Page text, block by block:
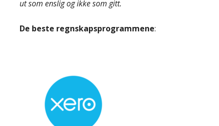
ut som enslig og ikke som gitt.
De beste regnskapsprogrammene: